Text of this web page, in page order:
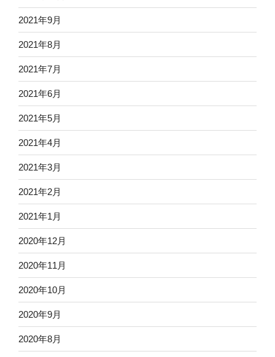
2021年9月
2021年8月
2021年7月
2021年6月
2021年5月
2021年4月
2021年3月
2021年2月
2021年1月
2020年12月
2020年11月
2020年10月
2020年9月
2020年8月